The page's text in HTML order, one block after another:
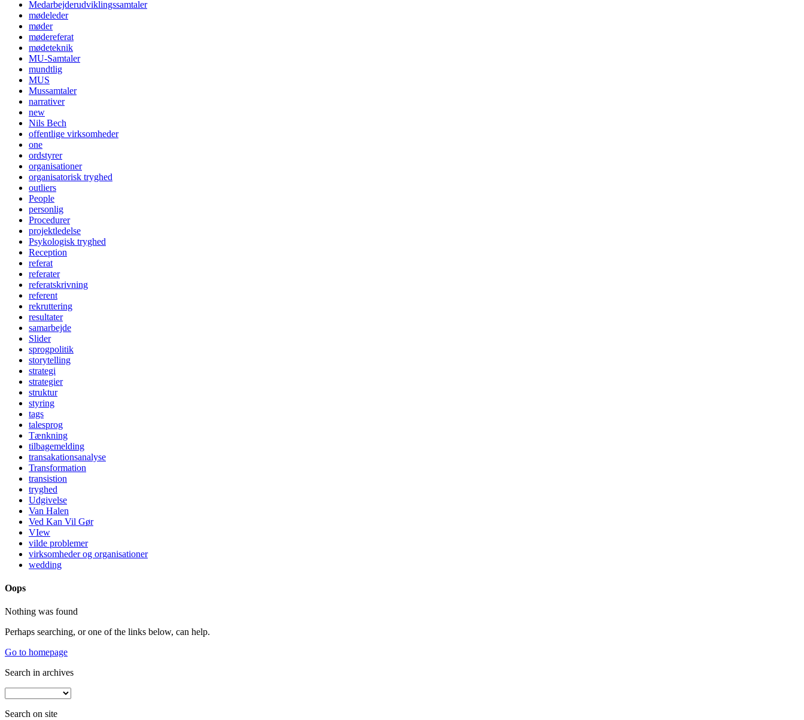
Medarbejderudviklingssamtaler
mødeleder
møder
mødereferat
mødeteknik
MU-Samtaler
mundtlig
MUS
Mussamtaler
narrativer
new
Nils Bech
offentlige virksomheder
one
ordstyrer
organisationer
organisatorisk tryghed
outliers
People
personlig
Procedurer
projektledelse
Psykologisk tryghed
Reception
referat
referater
referatskrivning
referent
rekruttering
resultater
samarbejde
Slider
sprogpolitik
storytelling
strategi
strategier
struktur
styring
tags
talesprog
Tænkning
tilbagemelding
transakationsanalyse
Transformation
transistion
tryghed
Udgivelse
Van Halen
Ved Kan Vil Gør
VIew
vilde problemer
virksomheder og organisationer
wedding
Oops
Nothing was found
Perhaps searching, or one of the links below, can help.
Go to homepage
Search in archives
Search on site